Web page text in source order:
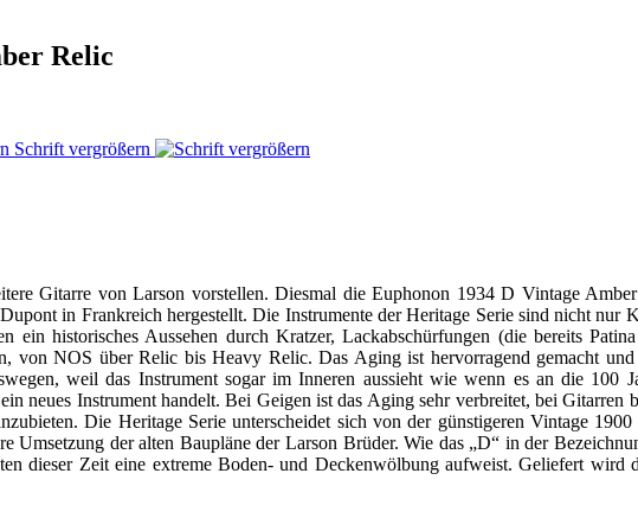
Relic
Schrift vergrößern
Gitarre von Larson vorstellen. Diesmal die Euphonon 1934 D Vintage
in Frankreich hergestellt. Die Instrumente der Heritage Serie sind nicht nur
ein historisches Aussehen durch Kratzer, Lackabschürfungen (die bereits
von NOS über Relic bis Heavy Relic. Das Aging ist hervorragend gemacht und
weil das Instrument sogar im Inneren aussieht wie wenn es an die 100
neues Instrument handelt. Bei Geigen ist das Aging sehr verbreitet, bei Gitarren
Die Heritage Serie unterscheidet sich von der günstigeren Vintage
Umsetzung der alten Baupläne der Larson Brüder. Wie das „D“ in der
dieser Zeit eine extreme Boden- und Deckenwölbung aufweist. Geliefert wird